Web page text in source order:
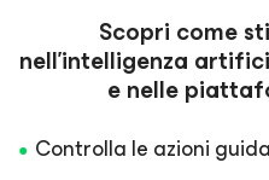
Scopri come
nell'intelligenza
e nelle
● Controlla le azioni